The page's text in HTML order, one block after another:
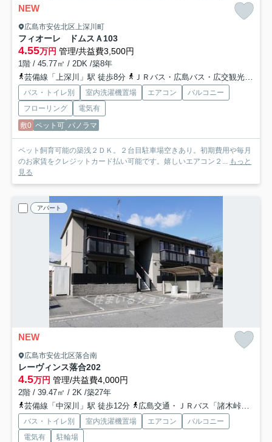
NEW
広島市安佐北区上深川町
フィオーレ ドムスＡ103
4.55万円 管理/共益費3,500円
1階 / 45.77㎡ / 2DK /築8年
芸備線「上深川」駅 徒歩8分
ＪＲバス・広島バス・広交観光「上庄原バス停」バス停下車 徒歩2分
バス・トイレ別 室内洗濯機置場 エアコン
バルコニー
フローリング
電気有
敷0 ペット可 パノラマ
ペット飼育可能の築浅２ＤＫ。２台目駐車場空きあり。初期費用や毎月
のお家賃をクレジットカード払い可能です。嬉しいエアコン２... もっと
見る
アパート
NEW
広島市安佐北区落合南
レーヴィンス落合202
4.5万円 管理/共益費4,000円
2階 / 39.47㎡ / 2K /築27年
芸備線「中深川」駅 徒歩12分
広島交通・ＪＲバス「諸木峠バス停」バス停下車 徒歩1分
バス・トイレ別 室内洗濯機置場 エアコン
バルコニー
電気有
駐輪場